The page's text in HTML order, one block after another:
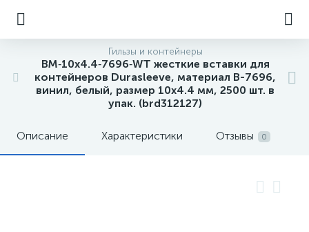
Гильзы и контейнеры
BM‐10x4.4‐7696‐WT жесткие вставки для
контейнеров Durasleeve, материал B-7696,
винил, белый, размер 10х4.4 мм, 2500 шт. в
упак. (brd312127)
Описание Характеристики Отзывы 0